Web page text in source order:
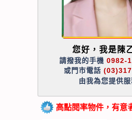
您好，我是陳
請撥我的手機 0982-
或門市電話
由我為您提供服
高點閱率物件，有意